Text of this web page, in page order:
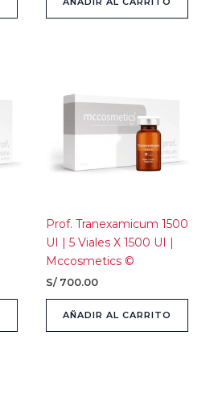
Prof. Tranexamicum 1500
UI | 5 Viales X 1500 UI |
Mccosmetics ©
S/ 700.00
AÑADIR AL CARRITO